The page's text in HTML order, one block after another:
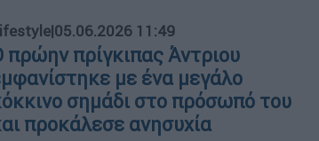
|05.06.2026 11:49
πρώην πρίγκιπας Άντριου
με ένα μεγάλο
σημάδι στο πρόσωπό του
προκάλεσε ανησυχία